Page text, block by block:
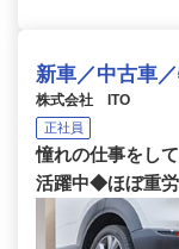
新車／中古車
株式会社 ITO
正社員
憧れの仕事をし
活躍中◆ほぼ重